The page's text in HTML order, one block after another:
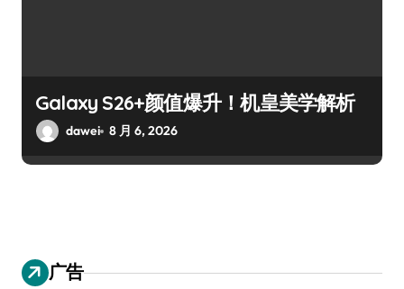
Galaxy S26+颜值爆升！机皇美学解析
dawei 8 月 6, 2026
广告